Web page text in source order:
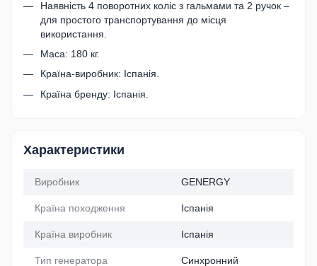
Наявність 4 поворотних коліс з гальмами та 2 ручок –
для простого транспортування до місця
використання.
Маса: 180 кг.
Країна-виробник: Іспанія.
Країна бренду: Іспанія.
Характеристики
Виробник GENERGY
Країна походження Іспанія
Країна виробник Іспанія
Тип генератора Синхронний